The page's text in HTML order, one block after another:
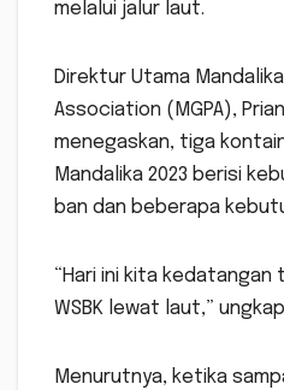
melalui jalur laut.
Direktur Utama
Association (MGPA),
menegaskan, tiga
Mandalika 2023 berisi
ban dan beberapa
“Hari ini kita
WSBK lewat laut,”
Menurutnya, ketika